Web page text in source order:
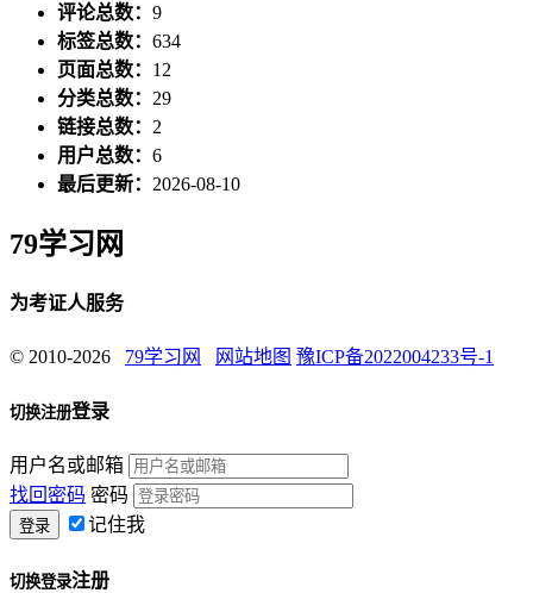
评论总数： 9
标签总数： 634
页面总数： 12
分类总数： 29
链接总数： 2
用户总数： 6
最后更新： 2026-08-10
79学习网
为考证人服务
© 2010-2026 79学习网 网站地图 豫ICP备2022004233号-1
切换注册登录
用户名或邮箱
找回密码 密码
记住我
切换登录注册